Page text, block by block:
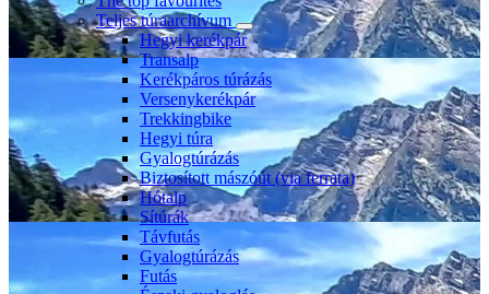
Teljes túraarchívum
Hegyi kerékpár
Transalp
Kerékpáros túrázás
Versenykerékpár
Trekkingbike
Hegyi túra
Gyalogtúrázás
Biztosított mászóút (via ferrata)
Hótalp
Sítúrák
Távfutás
Gyalogtúrázás
Futás